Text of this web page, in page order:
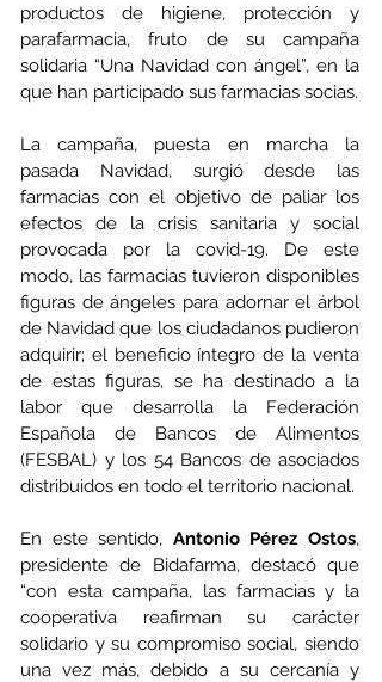
productos de higiene, protección y
parafarmacia, fruto de su campaña
solidaria “Una Navidad con ángel”, en la
que han participado sus farmacias socias.
La campaña, puesta en marcha la
pasada Navidad, surgió desde las
farmacias con el objetivo de paliar los
efectos de la crisis sanitaria y social
provocada por la covid-19. De este
modo, las farmacias tuvieron disponibles
figuras de ángeles para adornar el árbol
de Navidad que los ciudadanos pudieron
adquirir; el beneficio íntegro de la venta
de estas figuras, se ha destinado a la
labor que desarrolla la Federación
Española de Bancos de Alimentos
(FESBAL) y los 54 Bancos de asociados
distribuidos en todo el territorio nacional.
En este sentido, Antonio Pérez Ostos,
presidente de Bidafarma, destacó que
“con esta campaña, las farmacias y la
cooperativa reafirman su carácter
solidario y su compromiso social, siendo
una vez más, debido a su cercanía y